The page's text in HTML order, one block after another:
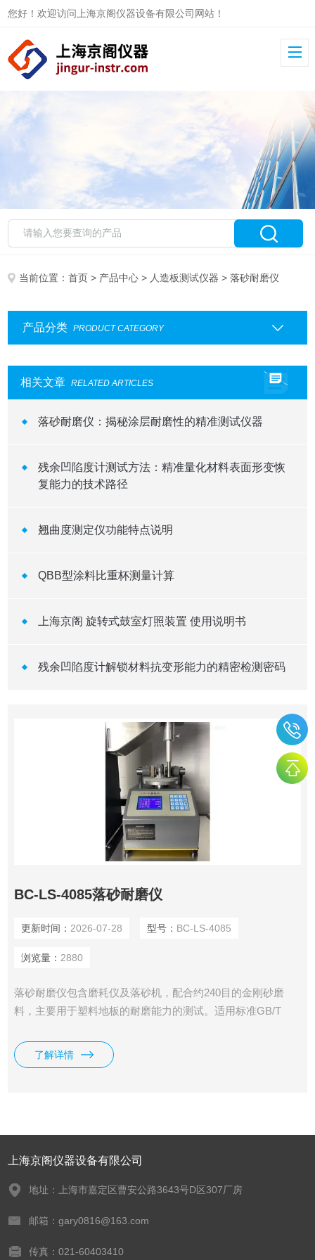
您好！欢迎访问上海京阁仪器设备有限公司网站！
当前位置：首页 > 产品中心 > 人造板测试仪器 > 落砂耐磨仪
产品分类 PRODUCT CATEGORY
相关文章 RELATED ARTICLES
落砂耐磨仪：揭秘涂层耐磨性的精准测试仪器
残余凹陷度计测试方法：精准量化材料表面形变恢
复能力的技术路径
翘曲度测定仪功能特点说明
QBB型涂料比重杯测量计算
上海京阁 旋转式鼓室灯照装置 使用说明书
残余凹陷度计解锁材料抗变形能力的精密检测密码
BC-LS-4085落砂耐磨仪
更新时间： 2026-07-28 型号： BC-LS-4085
浏览量： 2880
落砂耐磨仪包含磨耗仪及落砂机，配合约240目的金刚砂磨
料，主要用于塑料地板的耐磨能力的测试。适用标准GB/T
氯乙烯卷材地板 烯卷材地板。
了解详情
上海京阁仪器设备有限公司
地址：上海市嘉定区曹安公路3643号D区307厂房
邮箱：gary0816@163.com
传真：021-60403410